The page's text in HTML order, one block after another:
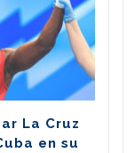
La Cruz
en su